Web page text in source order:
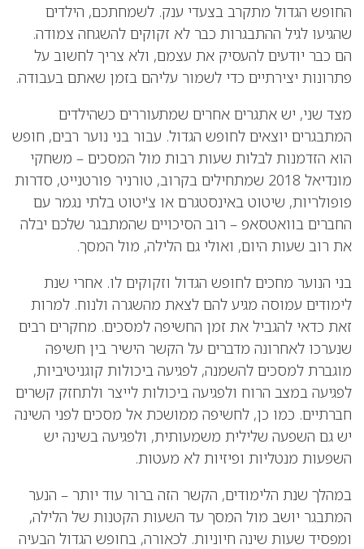
החופש הגדול מתקרב בצעדי ענק. לשמחתכם, הילדים
שהגיעו לגיל ההתבגרות כבר לא זקוקים להשגחה צמודה.
הם כבר יודעים להעסיק את עצמם, ולא צריך לחשוב על
פתרונות יצירתיים כדי לשמור עליהם בזמן שאתם בעבודה.
מצד שני, יש אתגרים אחרים שמתעוררים כשהילדים
המתבגרים יוצאים לחופש הגדול. עבור בני נוער רבים, חופש
הוא הזדמנות לבלות שעות רבות מול המסכים – משחקי
מונדיאל 2018 שמתחילים בקרוב, טורניר פורטנייט, סדרות
פופולריות, שיטוט באינסטגרם או צ'יטוט בלתי נגמר עם
החברים בוואטסאפ – רוב הסיכויים שהמתבגר שלכם יבלה
את רוב שעות היום, ואולי גם הלילה, מול המסך.
בני הנוער מחכים לחופש הגדול וזקוקים לו. אחרי שנת
לימודים עמוסה מגיע להם לצאת מהשגרה ולנוח. למרות
זאת כדאי להגביל את זמן החשיפה למסכים. מחקרים רבים
שנערכו לאחרונה מדברים על הקשר הישיר בין חשיפה
מוגברת למסכים להשמנה, לפגיעה ביכולות קוגניטיביות,
לפגיעה במצב הרוח ולפגיעה ביכולות לייצר ולתחזק קשרים
חברתיים. כמו כן, לחשיפה ממושכת אל מסכים לפני השינה
יש גם השפעה שלילית משמעותית, ולפגיעה בשינה יש
השפעות מנטליות ופיזיות לא מעטות.
במהלך שנת הלימודים, הקשר הזה ברור עוד יותר – הנער
המתבגר יושב מול המסך עד השעות הקטנות של הלילה,
ומפסיד שעות שינה חיוניות. לכאורה, בחופש הגדול הבעיה